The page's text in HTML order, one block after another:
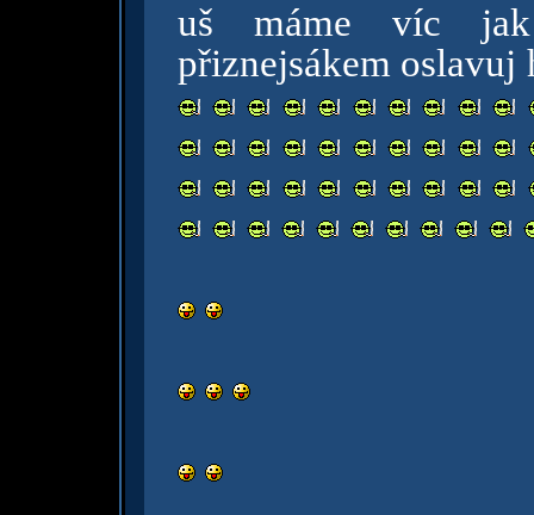
uš máme víc
přiznejsákem